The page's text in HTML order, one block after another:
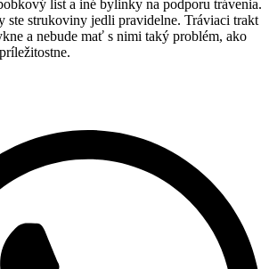
list a iné bylinky na podporu trávenia.
ste strukoviny jedli pravidelne. Tráviaci trakt
a nebude mať s nimi taký problém, ako